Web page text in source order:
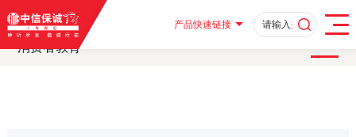
产品快速链接
消费者教育 · 一次读懂，退保后到底你会损失多少？－－摘选自保监会
消费者教育